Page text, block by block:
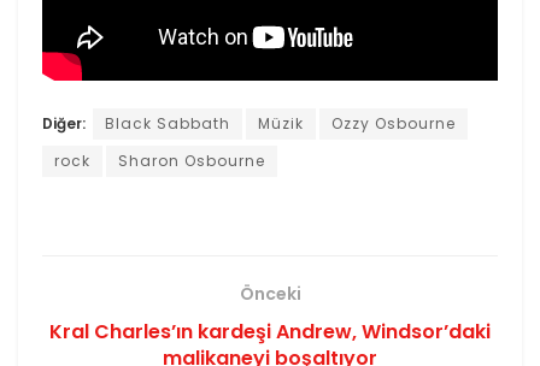
Diğer: Black Sabbath Müzik
Ozzy Osbourne
rock
Sharon Osbourne
Önceki
Kral Charles’ın kardeşi Andrew, Windsor’daki
malikaneyi boşaltıyor